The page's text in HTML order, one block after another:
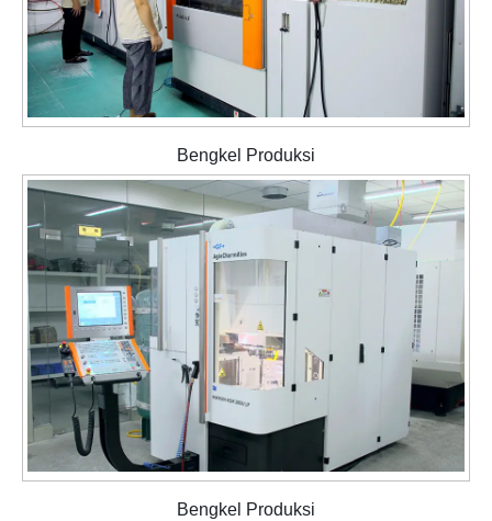
Bengkel Produksi
Bengkel Produksi